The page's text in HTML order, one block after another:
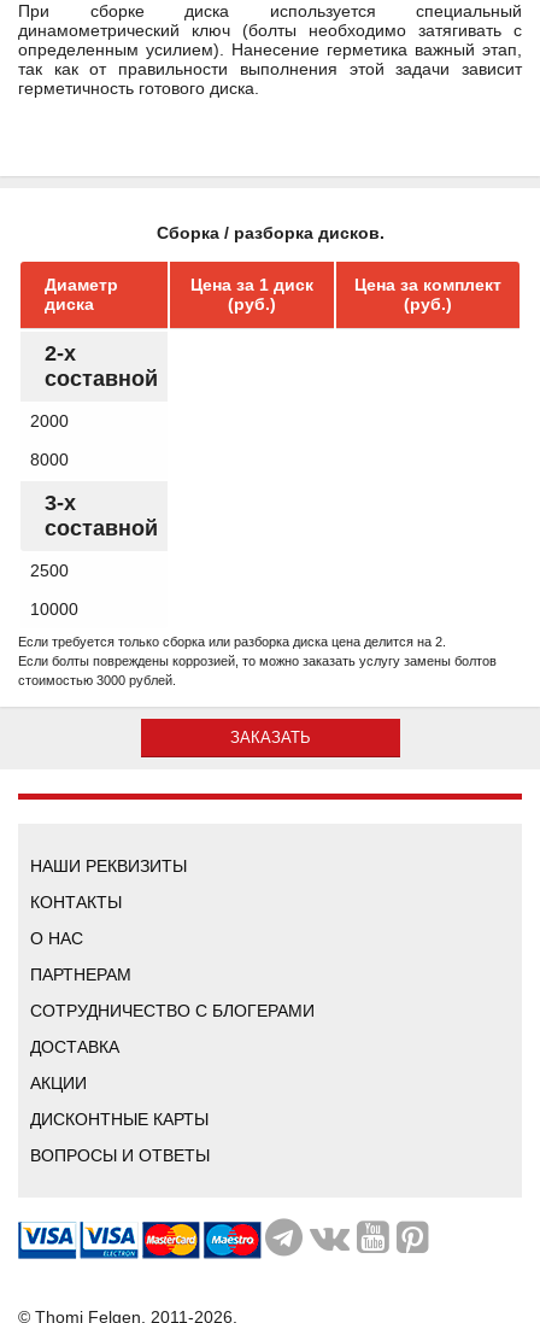
При сборке диска используется специальный
динамометрический ключ (болты необходимо затягивать с
определенным усилием). Нанесение герметика важный этап,
так как от правильности выполнения этой задачи зависит
герметичность готового диска.
Сборка / разборка дисков.
Диаметр
диска
Цена за 1 диск
(руб.)
Цена за комплект
(руб.)
2-х
составной
2000
8000
3-х
составной
2500
10000
Если требуется только сборка или разборка диска цена делится на 2.
Если болты повреждены коррозией, то можно заказать услугу замены болтов
стоимостью 3000 рублей.
ЗАКАЗАТЬ
НАШИ РЕКВИЗИТЫ
КОНТАКТЫ
О НАС
ПАРТНЕРАМ
СОТРУДНИЧЕСТВО С БЛОГЕРАМИ
ДОСТАВКА
АКЦИИ
ДИСКОНТНЫЕ КАРТЫ
ВОПРОСЫ И ОТВЕТЫ
© Thomi Felgen, 2011-2026.